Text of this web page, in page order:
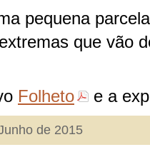
pequena
que vão
Folheto e a
de 2015